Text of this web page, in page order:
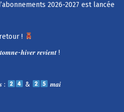
2026-2027 est lancée
!
𝒉𝒊𝒗𝒆𝒓 𝒓𝒆𝒗𝒊𝒆𝒏𝒕 !
:
& 𝒎𝒂𝒊